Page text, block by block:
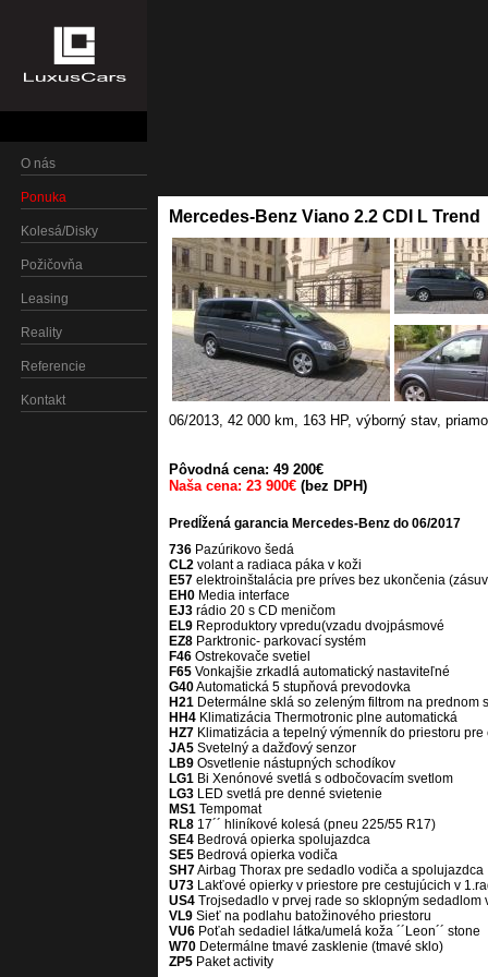
O nás
Ponuka
Kolesá/Disky
Požičovňa
Leasing
Reality
Referencie
Kontakt
Mercedes-Benz Viano 2.2 CDI L Trend
06/2013, 42 000 km, 163 HP, výborný stav,
Pôvodná cena: 49 200€
Naša cena: 23 900€ (bez DPH)
Predĺžená garancia Mercedes-Benz do 06/2017
736 Pazúrikovo šedá
CL2 volant a radiaca páka v koži
E57 elektroinštalácia pre príves bez ukončenia
EH0 Media interface
EJ3 rádio 20 s CD meničom
EL9 Reproduktory vpredu(vzadu dvojpásmové
EZ8 Parktronic- parkovací systém
F46 Ostrekovače svetiel
F65 Vonkajšie zrkadlá automatický nastaviteľné
G40Automatická 5 stupňová prevodovka
H21 Determálne sklá so zeleným filtrom na prednom
HH4 Klimatizácia Thermotronic plne automatická
HZ7 Klimatizácia a tepelný výmenník do priestoru pre
JA5 Svetelný a dažďový senzor
LB9 Osvetlenie nástupných schodíkov
LG1 Bi Xenónové svetlá s odbočovacím svetlom
LG3 LED svetlá pre denné svietenie
MS1 Tempomat
RL8 17´´ hliníkové kolesá (pneu 225/55 R17)
SE4 Bedrová opierka spolujazdca
SE5 Bedrová opierka vodiča
SH7Airbag Thorax pre sedadlo vodiča a spolujazdca
U73 Lakťové opierky v priestore pre cestujúcich v
US4 Trojsedadlo v prvej rade so sklopným sedadlom
VL9 Sieť na podlahu batožinového priestoru
VU6 Poťah sedadiel látka/umelá koža ´´Leon´´ stone
W70 Determálne tmavé zasklenie (tmavé sklo)
ZP5 Paket activity